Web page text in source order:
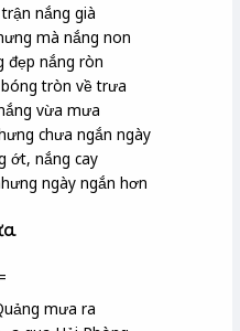
nắng già
mà nắng non
đẹp nắng ròn
tròn về trưa
vừa mưa
chưa ngắn ngày
ớt, nắng cay
ngày ngắn hơn
mưa ra